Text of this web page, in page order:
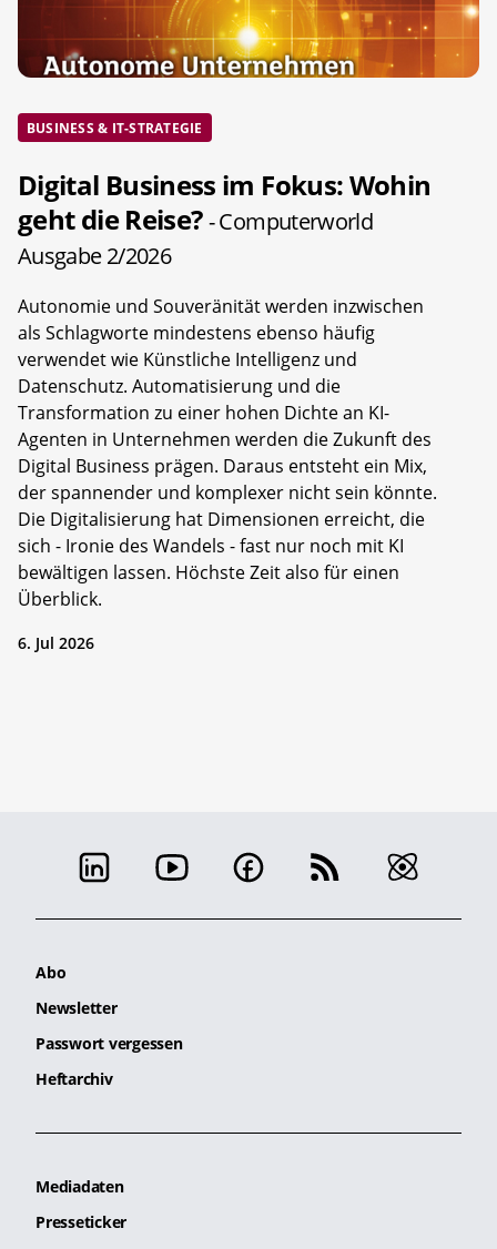
BUSINESS & IT-STRATEGIE
Digital Business im Fokus: Wohin
geht die Reise?- Computerworld
Ausgabe 2/2026
Autonomie und Souveränität werden inzwischen
als Schlagworte mindestens ebenso häufig
verwendet wie Künstliche Intelligenz und
Datenschutz. Automatisierung und die
Transformation zu einer hohen Dichte an KI-
Agenten in Unternehmen werden die Zukunft des
Digital Business prägen. Daraus entsteht ein Mix,
der spannender und komplexer nicht sein könnte.
Die Digitalisierung hat Dimensionen erreicht, die
sich - Ironie des Wandels - fast nur noch mit KI
bewältigen lassen. Höchste Zeit also für einen
Überblick.
6. Jul 2026
Abo
Newsletter
Passwort vergessen
Heftarchiv
Mediadaten
Presseticker